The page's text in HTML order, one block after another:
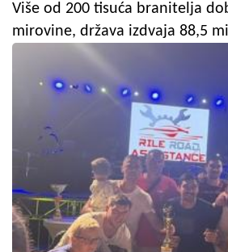
Više od 200 tisuća branitelja
mirovine, država izdvaja 88,5